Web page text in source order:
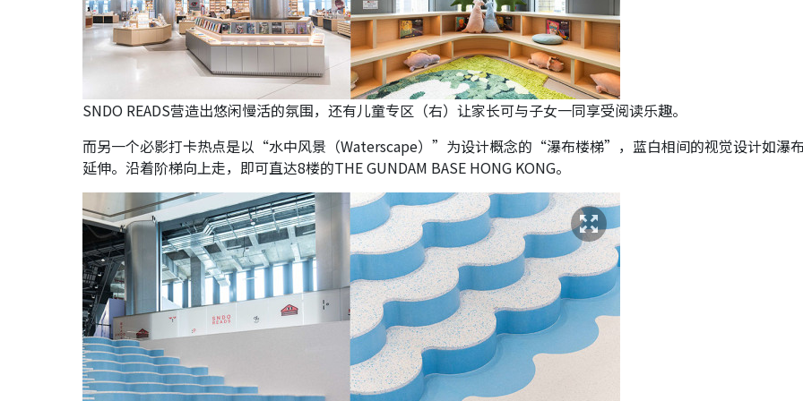
SNDO READS营造出悠闲慢活的氛围，还有儿童专区（右）让家长可与子女一同享受阅读乐趣。
而另一个必影打卡热点是以“水中风景（Waterscape）”为设计概念的“瀑布楼梯”，蓝白相间的视觉设计如瀑
延伸。沿着阶梯向上走，即可直达8楼的THE GUNDAM BASE HONG KONG。